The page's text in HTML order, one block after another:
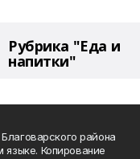
Рубрика "Еда и
напитки"
Благоварского района
языке. Копирование